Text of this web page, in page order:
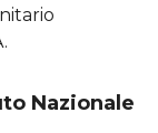
Nazionale